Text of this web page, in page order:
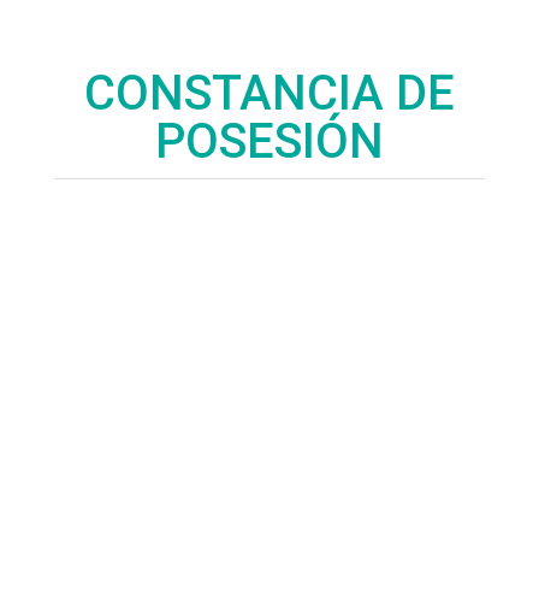
CONSTANCIA DE
POSESIÓN